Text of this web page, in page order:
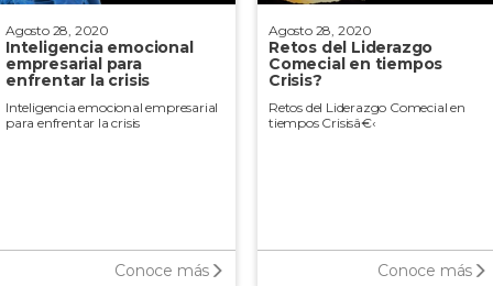
Agosto 28, 2020
Inteligencia emocional
empresarial para
enfrentar la crisis
Inteligencia emocional empresarial
para enfrentar la crisis
Conoce más
Agosto 28, 2020
Retos del Liderazgo
Comecial en tiempos
Crisis?
Retos del Liderazgo Comecial en
tiempos Crisisâ€‹
Conoce más